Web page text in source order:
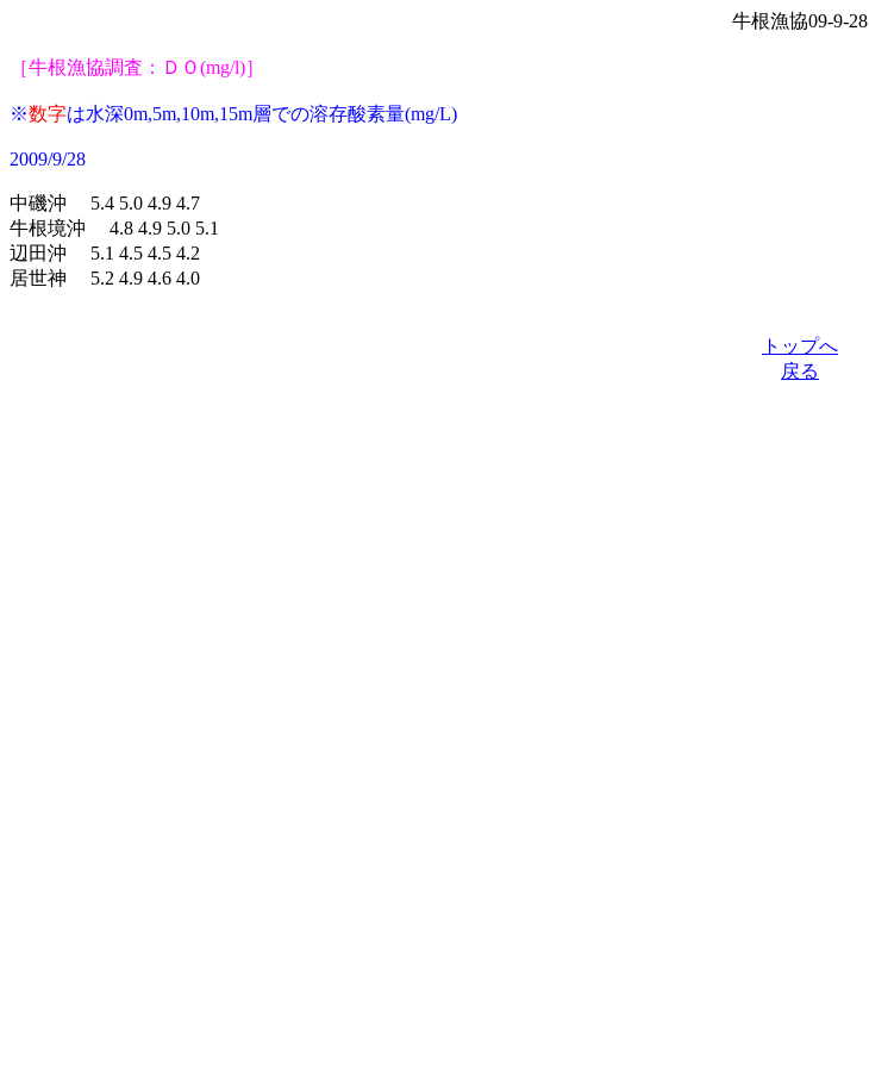
牛根漁協09-9-28
［牛根漁協調査：ＤＯ(mg/l)］
※数字は水深0m,5m,10m,15m層での溶存酸素量(mg/L)
2009/9/28
中磯沖 5.4 5.0 4.9 4.7
牛根境沖 4.8 4.9 5.0 5.1
辺田沖 5.1 4.5 4.5 4.2
居世神 5.2 4.9 4.6 4.0
トップへ
戻る